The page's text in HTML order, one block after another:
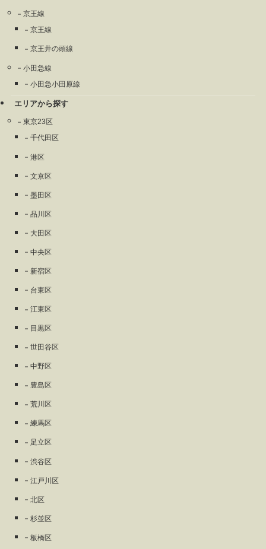
京王線
京王線
京王井の頭線
小田急線
小田急小田原線
エリアから探す
東京23区
千代田区
港区
文京区
墨田区
品川区
大田区
中央区
新宿区
台東区
江東区
目黒区
世田谷区
中野区
豊島区
荒川区
練馬区
足立区
渋谷区
江戸川区
北区
杉並区
板橋区